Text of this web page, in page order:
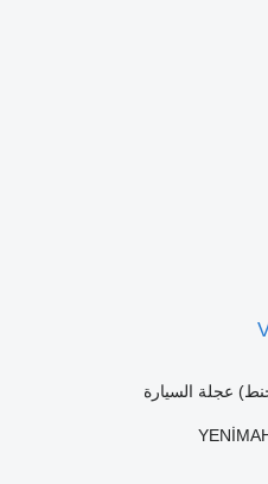
عجلة السيارة